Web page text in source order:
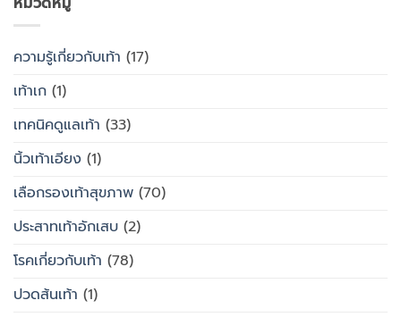
ความรู้เกี่ยวกับเท้า (17)
เท้าเก (1)
เทคนิคดูแลเท้า (33)
นิ้วเท้าเอียง (1)
เลือกรองเท้าสุขภาพ (70)
ประสาทเท้าอักเสบ (2)
โรคเกี่ยวกับเท้า (78)
ปวดส้นเท้า (1)